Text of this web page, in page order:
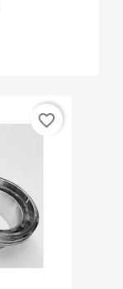
favorite_border